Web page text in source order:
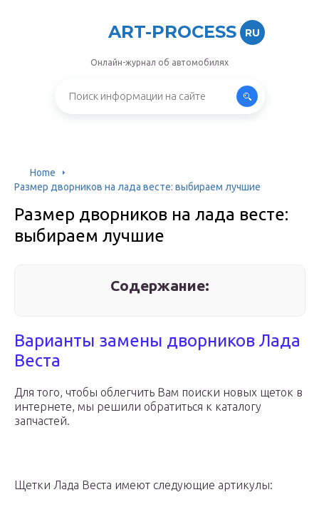
ART-PROCESS RU
Онлайн-журнал об автомобилях
Home
Размер дворников на лада весте: выбираем лучшие
Размер дворников на лада весте:
выбираем лучшие
Содержание:
Варианты замены дворников Лада
Веста
Для того, чтобы облегчить Вам поиски новых щеток в
интернете, мы решили обратиться к каталогу
запчастей.
Щетки Лада Веста имеют следующие артикулы: